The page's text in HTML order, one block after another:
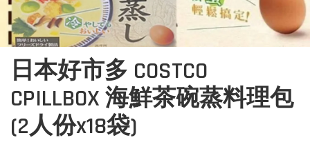
日本好市多 COSTCO
CPILLBOX 海鮮茶碗蒸料理包
(2人份x18袋)